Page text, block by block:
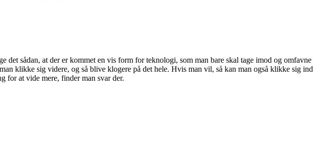
det sådan, at der er kommet en vis form for teknologi, som man bare skal tage imod og omfavne
klikke sig videre, og så blive klogere på det hele. Hvis man vil, så kan man også klikke sig ind
for at vide mere, finder man svar der.